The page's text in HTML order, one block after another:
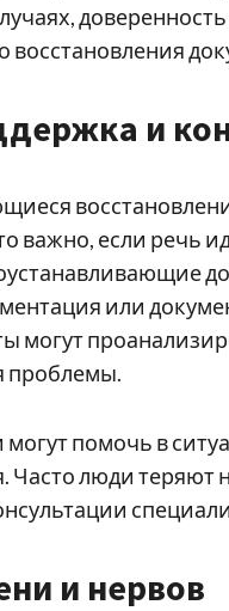
и
важно, если речь
или
могут
проблемы.
помочь в
Часто люди теряют
и нервов